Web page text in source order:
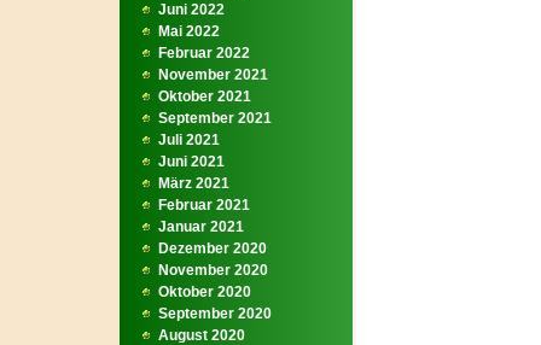
Juni 2022
Mai 2022
Februar 2022
November 2021
Oktober 2021
September 2021
Juli 2021
Juni 2021
März 2021
Februar 2021
Januar 2021
Dezember 2020
November 2020
Oktober 2020
September 2020
August 2020